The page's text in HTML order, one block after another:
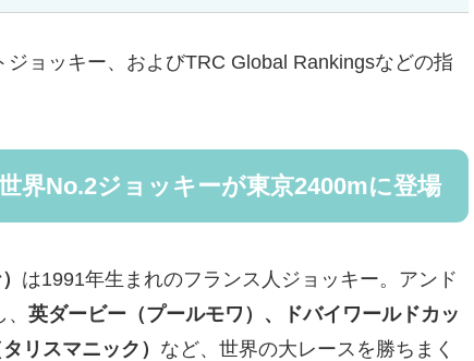
ョッキー、およびTRC Global Rankingsなどの指
界No.2ジョッキーが東京2400mに登場
は1991年生まれのフランス人ジョッキー。アンド
英ダービー（プールモワ）、ドバイワールドカッ
リスマニック） など、世界の大レースを勝ちまく